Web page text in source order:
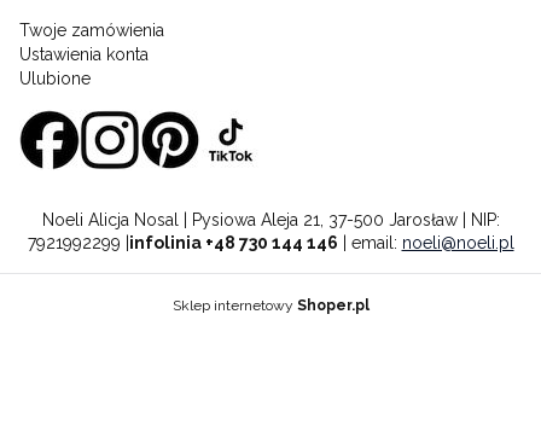
Twoje zamówienia
Ustawienia konta
Ulubione
Noeli Alicja Nosal | Pysiowa Aleja 21, 37-500 Jarosław | NIP:
7921992299 | infolinia +48 730 144 146 | email: noeli@noeli.pl
Sklep internetowy Shoper.pl